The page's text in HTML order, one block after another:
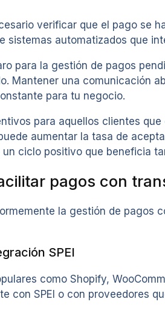
verificar que el pago se
sistemas automatizados que
para la gestión de pagos
Mantener una comunicación
para tu negocio.
para aquellos clientes
aumentar la tasa de
ciclo positivo que beneficia
pagos con
la gestión de pagos
SPEI
como Shopify,
con SPEI o con proveedores